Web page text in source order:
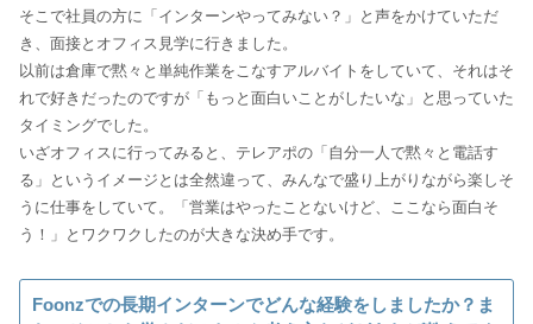
そこで社員の方に「インターンやってみない？」と声をかけていただ
き、面接とオフィス見学に行きました。
以前は倉庫で黙々と単純作業をこなすアルバイトをしていて、それはそ
れで好きだったのですが「もっと面白いことがしたいな」と思っていた
タイミングでした。
いざオフィスに行ってみると、テレアポの「自分一人で黙々と電話す
る」というイメージとは全然違って、みんなで盛り上がりながら楽しそ
うに仕事をしていて。「営業はやったことないけど、ここなら面白そ
う！」とワクワクしたのが大きな決め手です。
Foonzでの長期インターンでどんな経験をしましたか？ま